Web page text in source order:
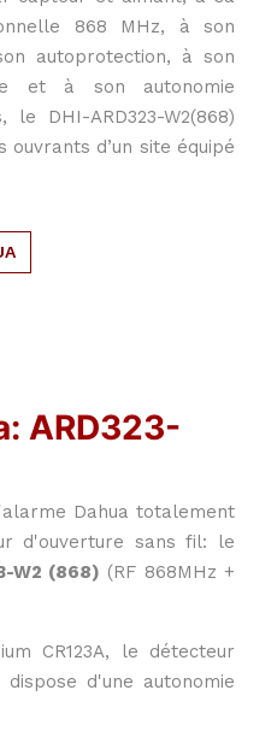
868 MHz, à son
autoprotection, à son
et à son autonomie
le DHI-ARD323-W2(868)
d’un site équipé
ARD323-
Dahua totalement
d'ouverture sans fil: le
W2 (868) (RF 868MHz +
CR123A, le détecteur
dispose d'une autonomie